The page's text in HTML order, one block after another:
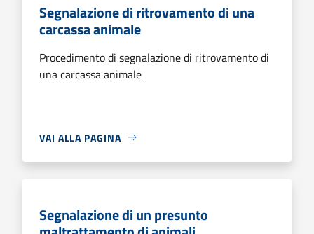
Segnalazione di ritrovamento di una
carcassa animale
Procedimento di segnalazione di ritrovamento di
una carcassa animale
VAI ALLA PAGINA
Segnalazione di un presunto